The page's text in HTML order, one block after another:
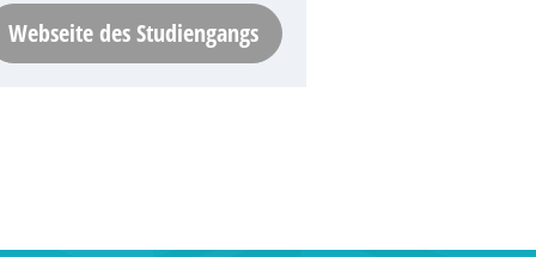
Webseite des Studiengangs